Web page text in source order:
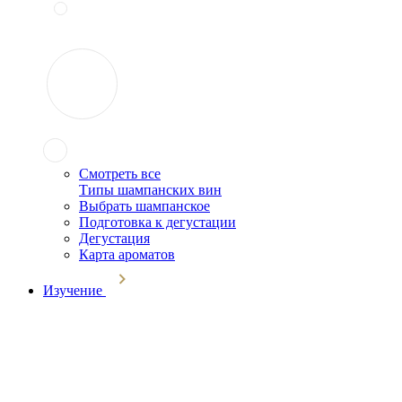
Смотреть все
Типы шампанских вин
Выбрать шампанское
Подготовка к дегустации
Дегустация
Карта ароматов
Изучение